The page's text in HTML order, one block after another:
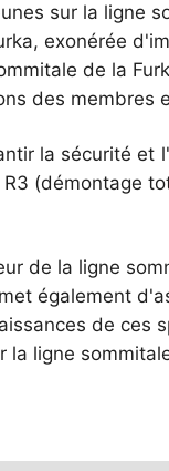
sur la ligne
exonérée
de la
des membres
la sécurité
(démontage
de la ligne
également
de ces
ligne